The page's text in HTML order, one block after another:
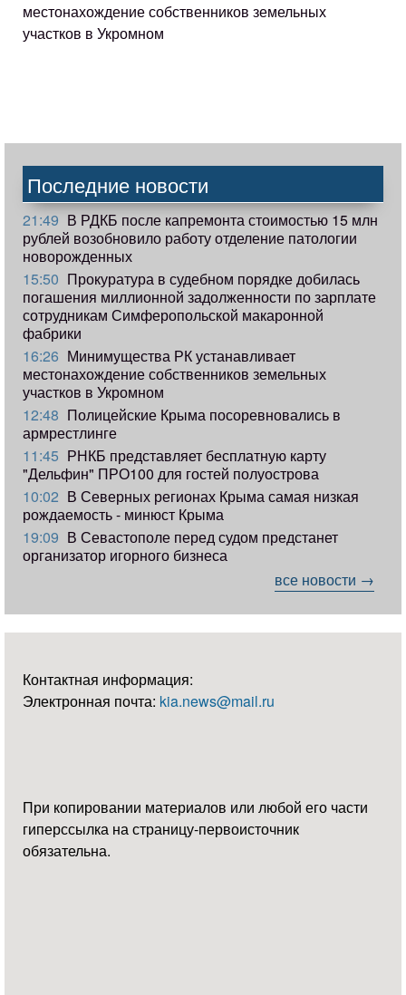
местонахождение собственников земельных
участков в Укромном
Последние новости
21:49 В РДКБ после капремонта стоимостью 15 млн
рублей возобновило работу отделение патологии
новорожденных
15:50 Прокуратура в судебном порядке добилась
погашения миллионной задолженности по зарплате
сотрудникам Симферопольской макаронной
фабрики
16:26 Минимущества РК устанавливает
местонахождение собственников земельных
участков в Укромном
12:48 Полицейские Крыма посоревновались в
армрестлинге
11:45 РНКБ представляет бесплатную карту
"Дельфин" ПРО100 для гостей полуострова
10:02 В Северных регионах Крыма самая низкая
рождаемость - минюст Крыма
19:09 В Севастополе перед судом предстанет
организатор игорного бизнеса
все новости →
Контактная информация:
Электронная почта: kia.news@mail.ru
При копировании материалов или любой его части
гиперссылка на страницу-первоисточник
обязательна.